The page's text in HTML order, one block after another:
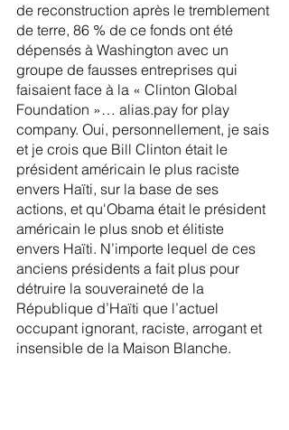
de reconstruction après le tremblement
de terre, 86 % de ce fonds ont été
dépensés à Washington avec un
groupe de fausses entreprises qui
faisaient face à la « Clinton Global
Foundation »… alias.pay for play
company. Oui, personnellement, je sais
et je crois que Bill Clinton était le
président américain le plus raciste
envers Haïti, sur la base de ses
actions, et qu'Obama était le président
américain le plus snob et élitiste
envers Haïti. N’importe lequel de ces
anciens présidents a fait plus pour
détruire la souveraineté de la
République d’Haïti que l’actuel
occupant ignorant, raciste, arrogant et
insensible de la Maison Blanche.